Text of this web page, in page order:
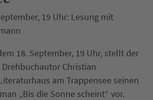
19 Uhr: Lesung mit
18. September, 19 Uhr, stellt der
Christian
am Trappensee seinen
„Bis die Sonne scheint“ vor.